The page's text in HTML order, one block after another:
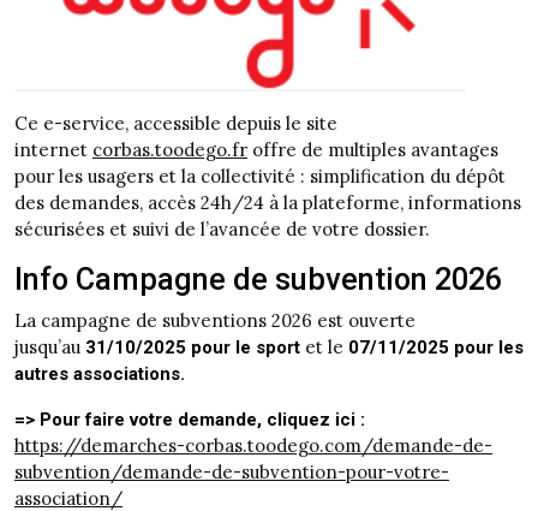
Ce e-service, accessible depuis le site
internet corbas.toodego.fr offre de multiples avantages
pour les usagers et la collectivité : simplification du dépôt
des demandes, accès 24h/24 à la plateforme, informations
sécurisées et suivi de l’avancée de votre dossier.
Info Campagne de subvention 2026
La campagne de subventions 2026 est ouverte
jusqu’au 31/10/2025 pour le sport et le 07/11/2025 pour les
autres associations.
=> Pour faire votre demande, cliquez ici :
https://demarches-corbas.toodego.com/demande-de-
subvention/demande-de-subvention-pour-votre-
association/